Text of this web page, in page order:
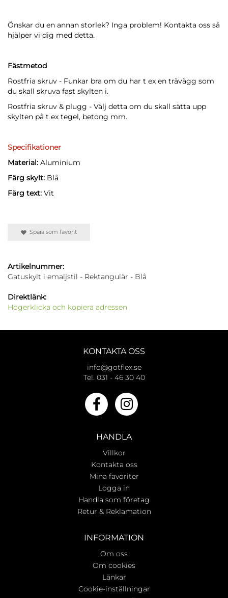
Önskar du en annan storlek? Inga problem! Kontakta oss så
hjälper vi dig med detta.
Fästmetod
Rostfria skruv - Funkar bra om du har t ex en trävägg som
du skall skruva fast skylten i.
Rostfria skruv & plugg - Välj detta om du skall sätta upp
skylten på t ex tegel, betong mm.
Specifikationer
Material: Aluminium
Färg skylt: Blå
Färg text: Vit
Spara som favorit
Artikelnummer:
Gatuskylt i emaljstil - Rektangulär - Blå
Direktlänk:
Högerklicka och kopiera adressen
KONTAKTA OSS
info@gotflex.se
Tel. 031 - 46 30 40
HANDLA
Villkor
Kontakta oss
Mina favoriter
Logga in
Handla som företag
Retur & Reklamation
INFORMATION
Om oss
Om cookies
Länkar
Cookie-inställningar